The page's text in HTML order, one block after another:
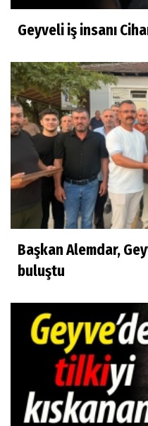
Geyveli iş insanı
Başkan Alemdar,
buluştu